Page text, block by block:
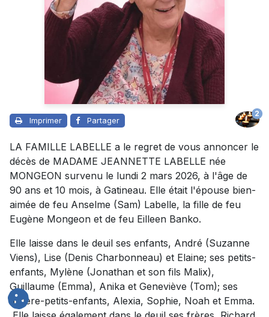
Imprimer Partager
2
LA FAMILLE LABELLE a le regret de vous annoncer le
décès de MADAME JEANNETTE LABELLE née
MONGEON survenu le lundi 2 mars 2026, à l'âge de
90 ans et 10 mois, à Gatineau. Elle était l'épouse bien-
aimée de feu Anselme (Sam) Labelle, la fille de feu
Eugène Mongeon et de feu Eilleen Banko.
Elle laisse dans le deuil ses enfants, André (Suzanne
Viens), Lise (Denis Charbonneau) et Elaine; ses petits-
enfants, Mylène (Jonathan et son fils Malix),
Guillaume (Emma), Anika et Geneviève (Tom); ses
arrière-petits-enfants, Alexia, Sophie, Noah et Emma.